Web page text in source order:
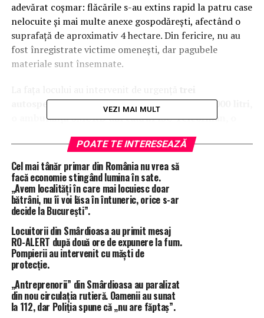
adevărat coșmar: flăcările s-au extins rapid la patru case
nelocuite și mai multe anexe gospodărești, afectând o
suprafață de aproximativ 4 hectare. Din fericire, nu au
fost înregistrate victime omenești, dar pagubele
materiale sunt însemnate.
autospeciale de stingere, o autocisternă de 9000 litri,
o ambulanță SMURD din cadrul ISU Teleorman, o
autospecială din cadrul SVSU Scurtu Mare.
În același timp,pompierii roșioreni intervin la un alt
incendiu de vegetație periculos, situat între
localitățile Zâmbreasca și Ciurari , unde, din cauza
vântului, focul amenință să cuprindă o cultură de
floarea-soarelui. La această intervenție participă
autospecială de stingere de la Detașamentul Roșiorii
de Vede și SVSU Zâmbreasca, cu un tractor cu
plug/disc și o autocisternă.
Pentru moment, laNegrenipericolul a trecut,
incendiul a fost localizat și parțial lichidat, rămânând
VEZI MAI MULT
POATE TE INTERESEAZĂ
Cel mai tânăr primar din România nu vrea să
facă economie stingând lumina în sate.
„Avem localități în care mai locuiesc doar
bătrâni, nu îi voi lăsa în întuneric, orice s-ar
decide la București”.
Locuitorii din Smârdioasa au primit mesaj
RO-ALERT după două ore de expunere la fum.
Pompierii au intervenit cu măști de
protecție.
„Antreprenorii” din Smârdioasa au paralizat
din nou circulația rutieră. Oamenii au sunat
la 112, dar Poliția spune că „nu are făptaș”.